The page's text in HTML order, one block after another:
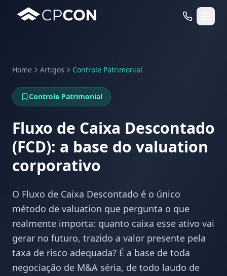
Serviços
Casos de Uso RFID
WhatsApp Fale Conosco
Home Artigos Controle Patrimonial
Controle Patrimonial
Fluxo de Caixa Descontado
(FCD): a base do valuation
corporativo
O Fluxo de Caixa Descontado é o único
método de valuation que pergunta o que
realmente importa: quanto caixa esse ativo vai
gerar no futuro, trazido a valor presente pela
taxa de risco adequada? É a base de toda
negociação de M&A séria, de todo laudo de